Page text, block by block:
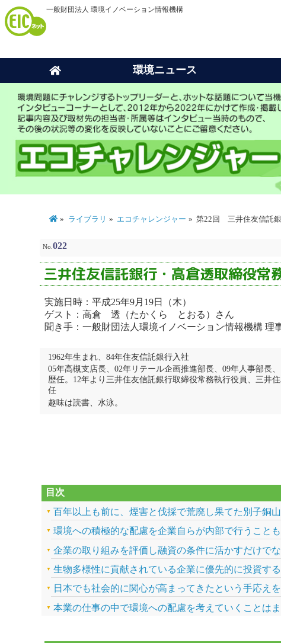
一般財団法人 環境イノベーション情報機構
環境ニュース
ライブラリ エコチャレンジャー 第22回 三井住友信託銀
No. 022
三井住友信託銀行・高倉透取締役常
実施日時：平成25年9月19日（木）
ゲスト：高倉 透（たかくら とおる）さん
聞き手：一般財団法人環境イノベーション情報機構
1962年生まれ、84年住友信託銀行入社
05年高槻支店長、02年リテール企画推進部長、09年人事部長
歴任。12年より三井住友信託銀行取締役常務執行役員、三井
任
趣味は読書、水泳。
目次
百年以上も前に、煙害と伐採で荒廃し果てた別子銅
環境への積極的な配慮を企業自らが内部で行うこと
企業の取り組みを評価し融資の条件に活かすだけで
生物多様性に貢献されている企業に優先的に投資す
日本でも社会的に関心が高まってきたという手応え
本業の仕事の中で環境への配慮を考えていくことは